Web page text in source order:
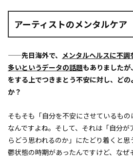
アーティストのメンタルケア
——先日海外で、 メンタルヘルスに不
多いというデータの話題もありました
をする上でつきまとう不安に対し、ど
か？
そもそも「自分を不安にさせているもの
なんですよね。そして、それは「自分が
らどう思われるのか」にたどり着くと思
鬱状態の時期があったんですけど、なぜ